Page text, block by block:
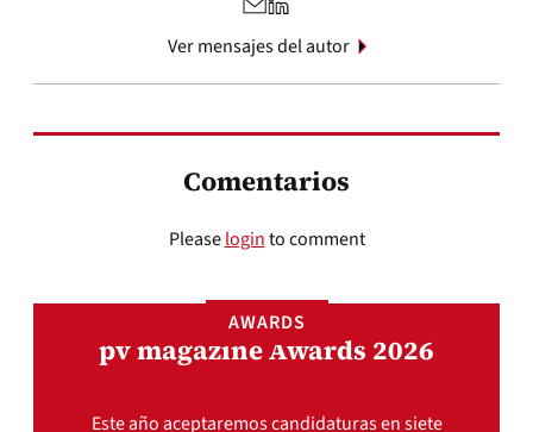
Ver mensajes del autor
Comentarios
Pleaseloginto comment
AWARDS
pv magazine Awards 2026
Este año aceptaremos candidaturas en siete